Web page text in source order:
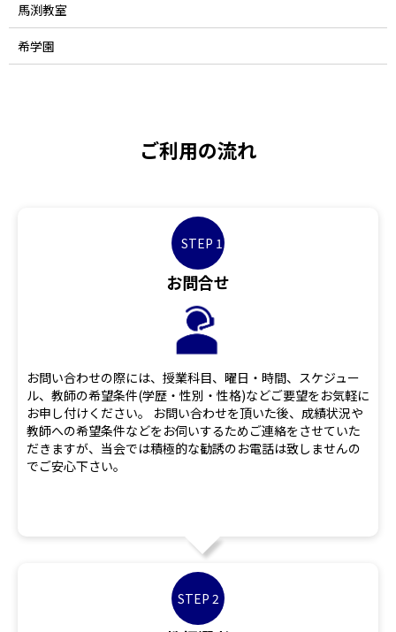
馬渕教室
希学園
ご利用の流れ
STEP 1
お問合せ
お問い合わせの際には、授業科目、曜日・時間、スケジュー
ル、教師の希望条件(学歴・性別・性格)などご要望をお気軽に
お申し付けください。 お問い合わせを頂いた後、成績状況や
教師への希望条件などをお伺いするためご連絡をさせていた
だきますが、当会では積極的な勧誘のお電話は致しませんの
でご安心下さい。
STEP 2